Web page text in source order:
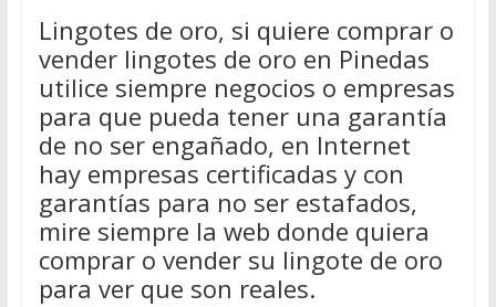
Lingotes de oro, si quiere comprar o
vender lingotes de oro en Pinedas
utilice siempre negocios o empresas
para que pueda tener una garantía
de no ser engañado, en Internet
hay empresas certificadas y con
garantías para no ser estafados,
mire siempre la web donde quiera
comprar o vender su lingote de oro
para ver que son reales.